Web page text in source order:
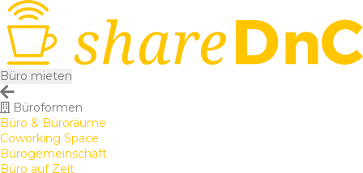
Büro mieten
Büroformen
Büro & Büroräume
Coworking Space
Bürogemeinschaft
Büro auf Zeit